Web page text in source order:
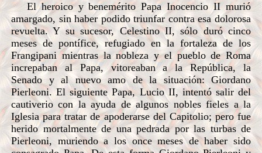
El heroico y benemérito Papa Inocencio II murió
amargado, sin haber podido triunfar contra esa dolorosa
revuelta. Y su sucesor, Celestino II, sólo duró cinco
meses de pontífice, refugiado en la fortaleza de los
Frangipani mientras la nobleza y el pueblo de Roma
increpaban al Papa, vitoreaban a la República, la
Senado y al nuevo amo de la situación: Giordano
Pierleoni. El siguiente Papa, Lucio II, intentó salir del
cautiverio con la ayuda de algunos nobles fieles a la
Iglesia para tratar de apoderarse del Capitolio; pero fue
herido mortalmente de una pedrada por las turbas de
Pierleoni, muriendo a los once meses de haber sido